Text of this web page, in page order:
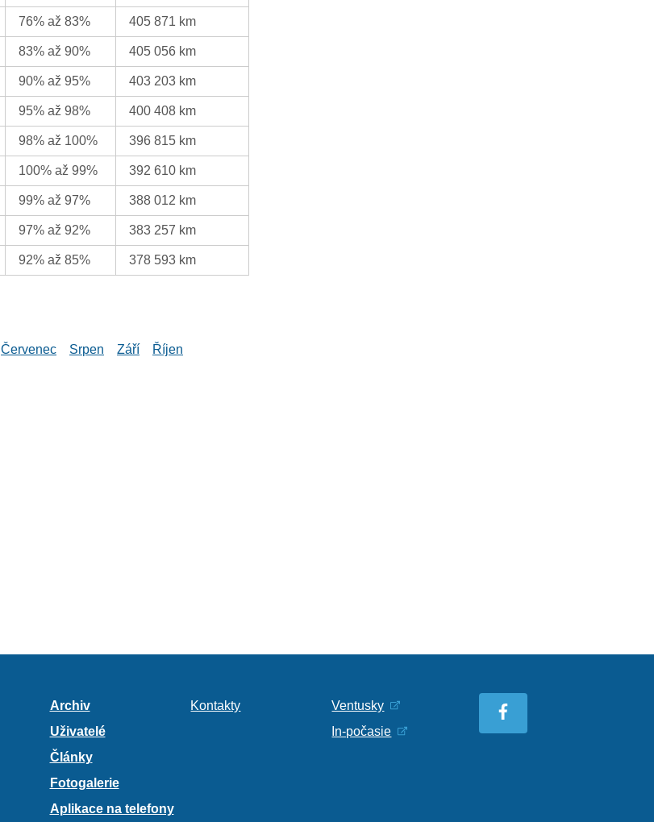
76% až 83% 405 871 km
83% až 90% 405 056 km
90% až 95% 403 203 km
95% až 98% 400 408 km
98% až 100% 396 815 km
100% až 99% 392 610 km
99% až 97% 388 012 km
97% až 92% 383 257 km
92% až 85% 378 593 km
Červenec Srpen Září
Říjen
Archiv
Uživatelé
Články
Fotogalerie
Aplikace na telefony
Kontakty
Ventusky
In-počasie